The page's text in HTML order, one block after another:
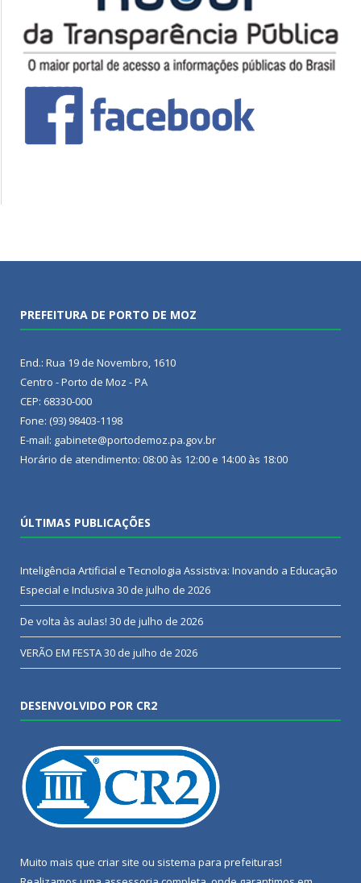
PREFEITURA DE PORTO DE MOZ
End.: Rua 19 de Novembro, 1610
Centro - Porto de Moz - PA
CEP: 68330-000
Fone: (93) 98403-1198
E-mail: gabinete@portodemoz.pa.gov.br
Horário de atendimento: 08:00 às 12:00 e 14:00 às 18:00
ÚLTIMAS PUBLICAÇÕES
Inteligência Artificial e Tecnologia Assistiva: Inovando a Educação
Especial e Inclusiva 30 de julho de 2026
De volta às aulas! 30 de julho de 2026
VERÃO EM FESTA30 de julho de 2026
DESENVOLVIDO POR CR2
Muito mais que criar site ou sistema para prefeituras!